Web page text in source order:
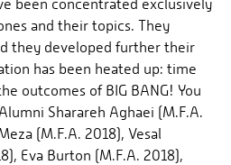
been concentrated exclusively
and their topics. They
they developed further their
has been heated up: time
outcomes of BIG BANG! You
Sharareh Aghaei (M.F.A.
(M.F.A. 2018), Vesal
Eva Burton (M.F.A. 2018),